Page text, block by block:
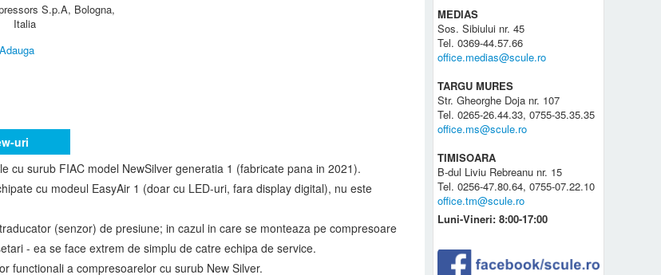
S.p.A, Bologna,
Italia
Adauga
cu surub FIAC model NewSilver generatia 1 (fabricate pana in 2021).
cu modeul EasyAir 1 (doar cu LED-uri, fara display digital), nu este
(senzor) de presiune; in cazul in care se monteaza pe compresoare
- ea se face extrem de simplu de catre echipa de service.
functionali a compresoarelor cu surub New Silver.
uri
MEDIAS
Sos. Sibiului nr. 45
Tel. 0369-44.57.66
office.medias@scule.ro
TARGU MURES
Str. Gheorghe Doja nr. 107
Tel. 0265-26.44.33, 0755-35.35.35
office.ms@scule.ro
TIMISOARA
B-dul Liviu Rebreanu nr. 15
Tel. 0256-47.80.64, 0755-07.22.10
office.tm@scule.ro
Luni-Vineri: 8:00-17:00